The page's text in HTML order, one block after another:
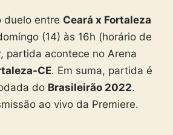
duelo entre Ceará x Fortaleza
(14) às 16h (horário de
partida acontece no Arena
CE. Em suma, partida é
do Brasileirão 2022.
ao vivo da Premiere.